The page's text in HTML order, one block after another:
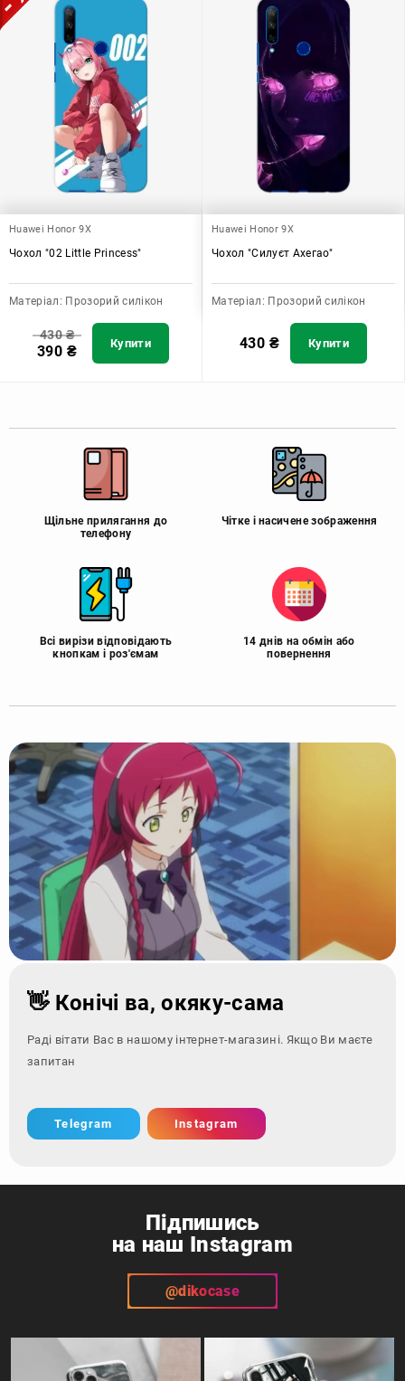
Huawei Honor 9X
Чохол "02 Little Princess"
Матеріал: Прозорий силікон
430₴
390 ₴ Купити
Huawei Honor 9X
Чохол "Силуєт Ахегао"
Матеріал: Прозорий силікон
430 ₴ Купити
Щільне прилягання до
телефону
Чітке і насичене зображення
Всі вирізи відповідають
кнопкам і роз'ємам
14 днів на обмін або
повернення
👋 Конічі ва, окяку-сама
Раді вітати Вас в нашому інтернет-магазині. Якщо Ви маєте
запитання - зверні
Telegram Instagram
Підпишись
на наш Instagram
@dikocase